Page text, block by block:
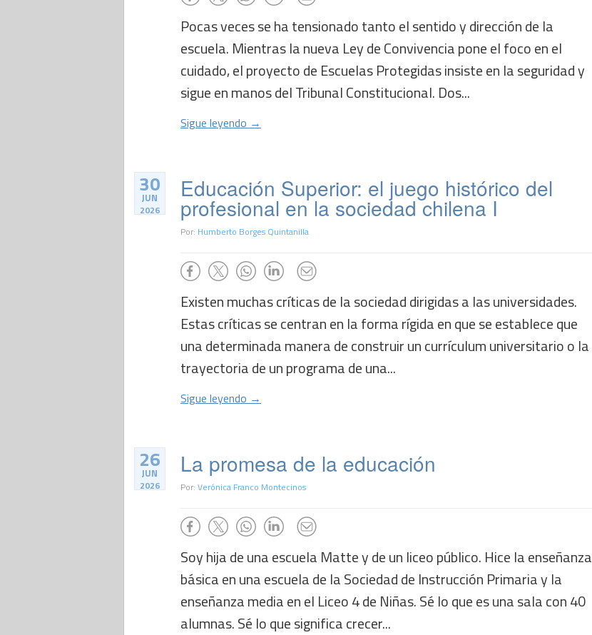
Pocas veces se ha tensionado tanto el sentido y dirección de la
escuela. Mientras la nueva Ley de Convivencia pone el foco en el
cuidado, el proyecto de Escuelas Protegidas insiste en la seguridad y
sigue en manos del Tribunal Constitucional. Dos...
Sigue leyendo →
30
JUN
2026
Educación Superior: el juego histórico del
profesional en la sociedad chilena I
Por: Humberto Borges Quintanilla
Existen muchas críticas de la sociedad dirigidas a las universidades.
Estas críticas se centran en la forma rígida en que se establece que
una determinada manera de construir un currículum universitario o la
trayectoria de un programa de una...
Sigue leyendo →
26
JUN
2026
La promesa de la educación
Por: Verónica Franco Montecinos
Soy hija de una escuela Matte y de un liceo público. Hice la enseñanza
básica en una escuela de la Sociedad de Instrucción Primaria y la
enseñanza media en el Liceo 4 de Niñas. Sé lo que es una sala con 40
alumnas. Sé lo que significa crecer...